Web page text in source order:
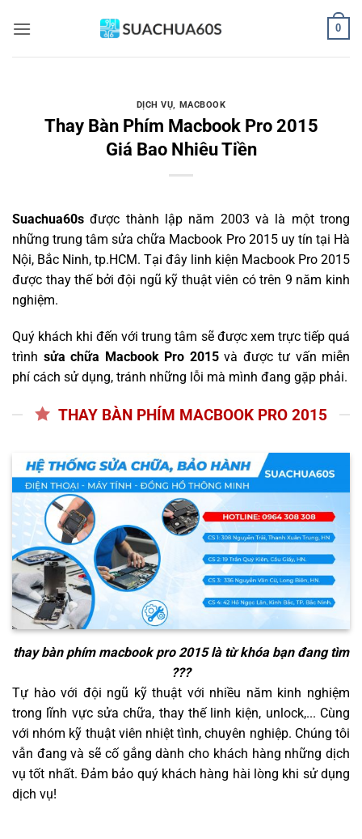
qua
0
DỊCH VỤ, MACBOOK
Thay Bàn Phím Macbook Pro 2015
Giá Bao Nhiêu Tiền
Suachua60s được thành lập năm 2003 và là một trong
những trung tâm sửa chữa Macbook Pro 2015 uy tín tại Hà
Nội, Bắc Ninh, tp.HCM. Tại đây linh kiện Macbook Pro 2015
được thay thế bởi đội ngũ kỹ thuật viên có trên 9 năm kinh
nghiệm.
Quý khách khi đến với trung tâm sẽ được xem trực tiếp quá
trình sửa chữa Macbook Pro 2015và được tư vấn miễn
phí cách sử dụng, tránh những lỗi mà mình đang gặp phải.
THAY BÀN PHÍM MACBOOK PRO 2015
thay bàn phím macbook pro 2015là từ khóa bạn đang tìm
???
Tự hào với đội ngũ kỹ thuật với nhiều năm kinh nghiệm
trong lĩnh vực sửa chữa, thay thế linh kiện, unlock,... Cùng
với nhóm kỹ thuật viên nhiệt tình, chuyên nghiệp. Chúng tôi
vẫn đang và sẽ cố gắng dành cho khách hàng những dịch
vụ tốt nhất. Đảm bảo quý khách hàng hài lòng khi sử dụng
dịch vụ!